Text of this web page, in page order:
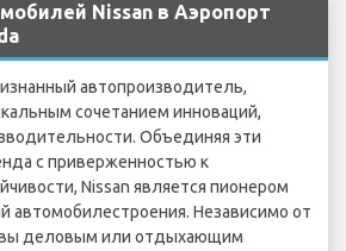
Nissan в Аэропорт
автопроизводитель,
сочетанием инноваций,
Объединяя эти
с приверженностью к
Nissan является пионером
автомобилестроения. Независимо от
вы деловым или отдыхающим